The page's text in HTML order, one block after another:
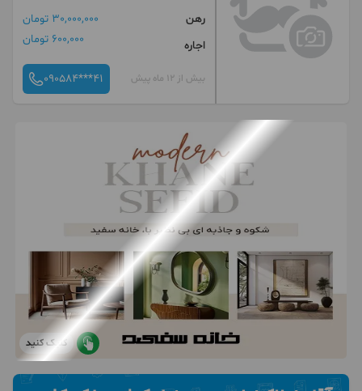
رهن
30,000,000 تومان
اجاره
600,000 تومان
بیش از 12 ماه پیش 090584***41
کلیک کنید